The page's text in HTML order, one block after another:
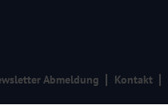
Abmeldung Kontakt